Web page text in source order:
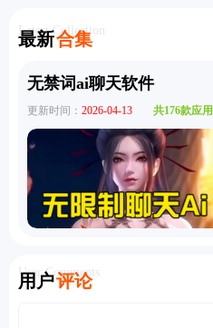
最新合集
Latest Collection
无禁词ai聊天软件
更新时间： 2026-04-13 共176款应用
用户评论
User Comments